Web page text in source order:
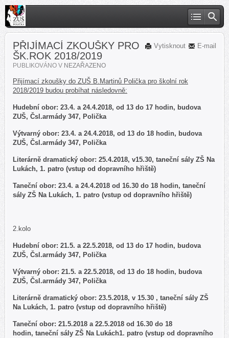
E-mail
Vytisknout
PŘIJÍMACÍ ZKOUŠKY PRO
ŠK.ROK 2018/2019
PUBLIKOVÁNO V NEZAŘAZENO
Přijímací zkoušky do ZUŠ B.Martinů Polička pro školní rok
2018/2019 budou probíhat následovně:
Hudební obor: 23.4. a 24.4.2018, od 13 do 17 hodin, budova
ZUŠ, Čsl.armády 347, Polička
Výtvarný obor: 23.4. a 24.4.2018, od 13 do 18 hodin, budova
ZUŠ, Čsl.armády 347, Polička
Literárně dramatický obor: 25.4.2018, v15.30, taneční sály ZŠ Na
Lukách, 1. patro (vstup od dopravního hřiště)
Taneční obor: 23.4. a 24.4.2018 od 16.30 do 18 hodin, taneční
sály ZŠ Na Lukách, 1. patro (vstup od dopravního hřiště)
2.kolo
Hudební obor: 21.5. a 22.5.2018, od 13 do 17 hodin, budova
ZUŠ, Čsl.armády 347, Polička
Výtvarný obor: 21.5. a 22.5.2018, od 13 do 18 hodin, budova
ZUŠ, Čsl.armády 347, Polička
Literárně dramatický obor: 23.5.2018, v 15.30 , taneční sály ZŠ
Na Lukách, 1. patro (vstup od dopravního hřiště)
Taneční obor: 21.5.2018 a 22.5.2018 od 16.30 do 18
hodin, taneční sály ZŠ Na Lukách1. patro (vstup od dopravního